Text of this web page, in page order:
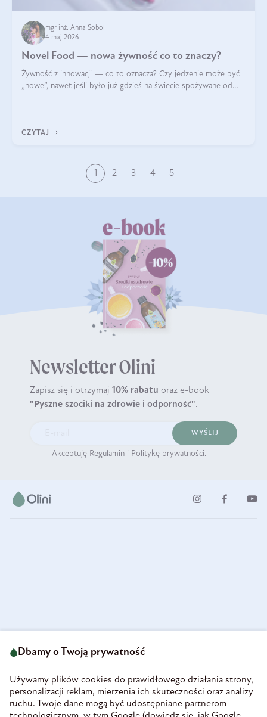
mgr inż. Anna Sobol
4 maj 2026
Novel Food — nowa żywność co to znaczy?
Żywność z innowacji — co to oznacza? Czy jedzenie może być
„nowe”, nawet jeśli było już gdzieś na świecie spożywane od
CZYTAJ
1 2 3 4 5
Newsletter Olini
Zapisz się i otrzymaj 10% rabatu oraz e-book
"Pyszne szociki na zdrowie i odporność".
WYŚLIJ
Akceptuję Regulamin i Politykę prywatności.
58-160 Świebodzice
REGON 890213034
INFORMACJE
Dbamy o Twoją prywatność
Używamy plików cookies do prawidłowego działania strony,
personalizacji reklam, mierzenia ich skuteczności oraz analizy
ruchu. Twoje dane mogą być udostępniane partnerom